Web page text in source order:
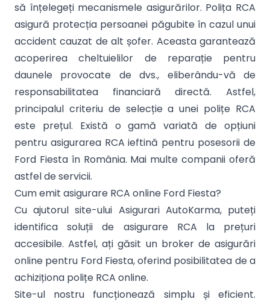
să înțelegeți mecanismele asigurărilor. Polița RCA
asigură protecția persoanei păgubite în cazul unui
accident cauzat de alt șofer. Aceasta garantează
acoperirea cheltuielilor de reparație pentru
daunele provocate de dvs., eliberându-vă de
responsabilitatea financiară directă. Astfel,
principalul criteriu de selecție a unei polițe RCA
este prețul. Există o gamă variată de opțiuni
pentru asigurarea RCA ieftină pentru posesorii de
Ford Fiesta în România. Mai multe companii oferă
astfel de servicii.
Cum emit asigurare RCA online Ford Fiesta?
Cu ajutorul site-ului Asigurari AutoKarma, puteți
identifica soluții de asigurare RCA la prețuri
accesibile. Astfel, ați găsit un broker de asigurări
online pentru Ford Fiesta, oferind posibilitatea de a
achiziționa polițe RCA online.
Site-ul nostru funcționează simplu și eficient.